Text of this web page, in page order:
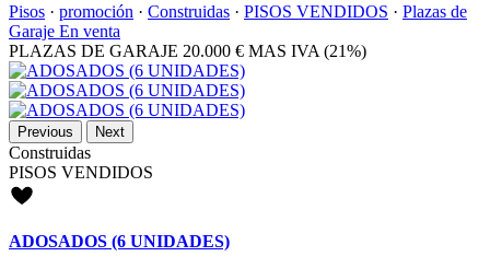
Pisos · promoción · Construidas · PISOS VENDIDOS · Plazas de
Garaje En venta
PLAZAS DE GARAJE 20.000 € MAS IVA (21%)
Previous Next
Construidas
PISOS VENDIDOS
ADOSADOS (6 UNIDADES)